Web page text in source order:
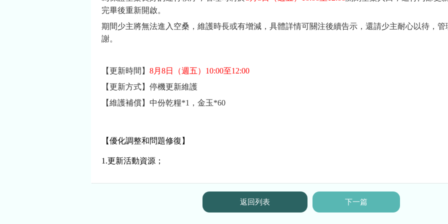
完畢後重新開啟。
期間少主將無法進入空桑，維護時長或有增減，具體詳情可關注後續告示，還請少主耐心以待，管
謝。
【更新時間】 8月8日
（週五）10:00至12:00
【更新方式】停機更新維護
【維護補償】中份乾糧*1，金玉*60
【優化調整和問題修復】
1.更新活動資源；
返回列表 下一篇